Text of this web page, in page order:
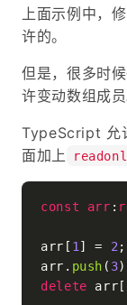
上面示例中，
许的。
但是，很多时
许变动数组成员
TypeScript 允
面加上
const arr :
arr[ 1 ] = 2 ;
arr. push ( 3
delete arr[